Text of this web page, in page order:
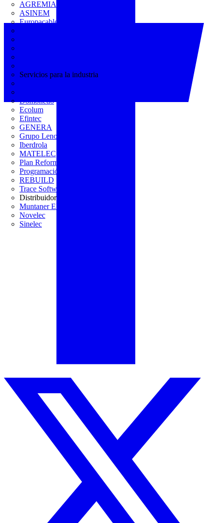
AGREMIA
ASINEM
Europacable
Servicios para la industria
Domonetio
Ecolum
Efintec
GENERA
Grupo Lenor
Iberdrola
MATELEC
Plan Reforma
Programación Integral
REBUILD
Trace Software
Distribuidor
Muntaner Electro
Novelec
Sinelec